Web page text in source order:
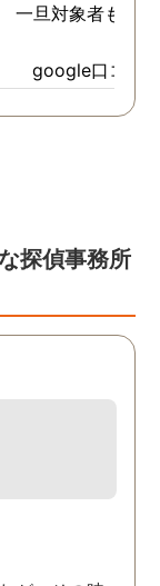
一旦対象者も落
見たいと思います
見て動きそうなら
また尾行をお願い
google口コミ
探偵事務所